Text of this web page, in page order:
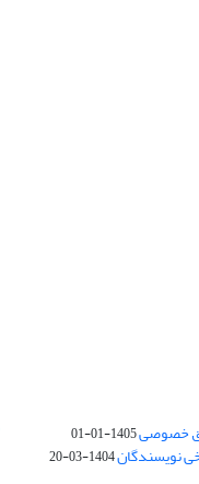
خصوصی1405-01-01
نویسندگان1404-03-20